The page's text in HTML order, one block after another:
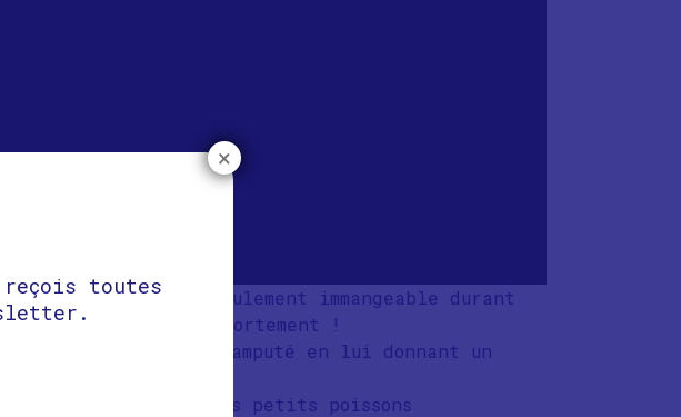
il devient non seulement immangeable durant
le même comportement !
animal blessé ou amputé en lui donnant un
» devant quelques petits poissons
toutes
×